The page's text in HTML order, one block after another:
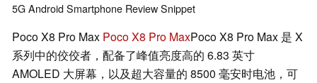
5GAndroidSmartphone Review Snippet
Poco X8 Pro Max Poco X8 Pro MaxPoco X8 Pro Max 是 X
系列中的佼佼者，配备了峰值亮度高的 6.83 英寸
AMOLED 大屏幕，以及超大容量的 8500 毫安时电池，可